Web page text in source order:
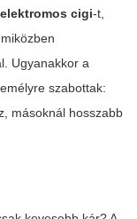
elektromos cigi-t,
Ugyanakkor a
szabottak:
másoknál hosszabb